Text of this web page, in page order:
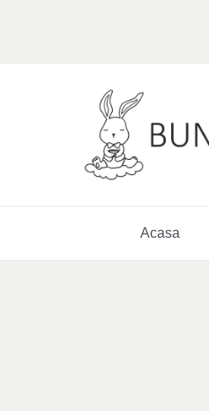
Acasa